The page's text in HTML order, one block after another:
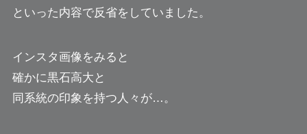
といった内容で反省をしていました。
インスタ画像をみると
確かに黒石高大と
同系統の印象を持つ人々が…。